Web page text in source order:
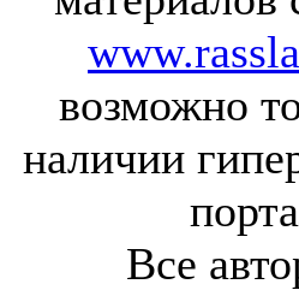
возможно
наличии
Все